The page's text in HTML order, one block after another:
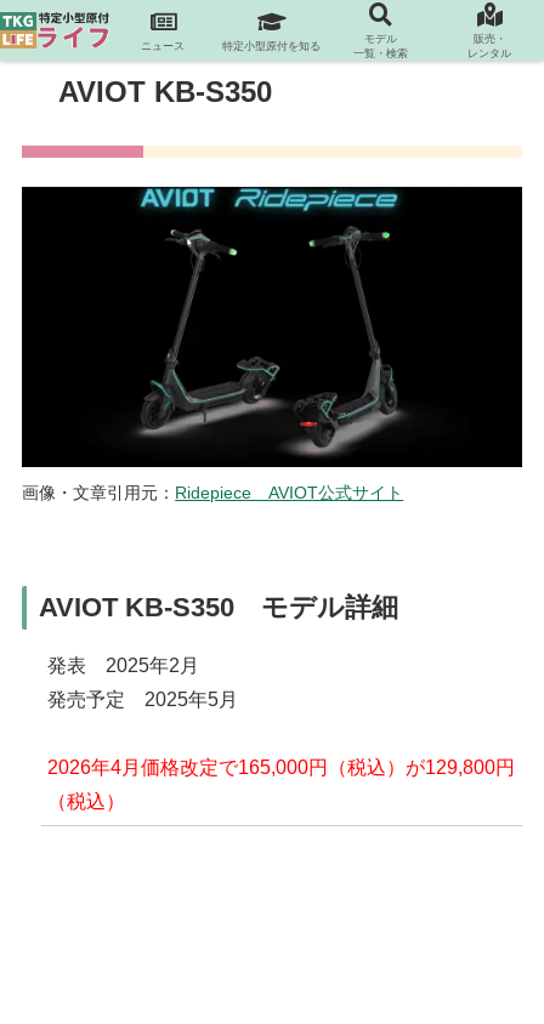
AVIOT KB-S350
画像・文章引用元： Ridepiece AVIOT公式サイト
AVIOT KB-S350 モデル詳細
発表 2025年2月
発売予定 2025年5月
2026年4月価格改定で165,000円（税込）が129,800円
（税込）
ニュース 特定小型原付を知る
モデル
一覧・検索
販売・
レンタル